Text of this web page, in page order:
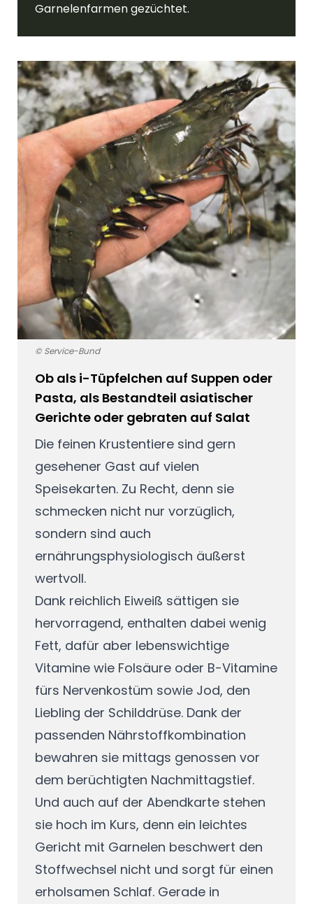
Garnelenfarmen gezüchtet.
Ob als i-Tüpfelchen auf Suppen oder
Pasta, als Bestandteil asiatischer
Gerichte oder gebraten auf Salat
Die feinen Krustentiere sind gern
gesehener Gast auf vielen
Speisekarten. Zu Recht, denn sie
schmecken nicht nur vorzüglich,
sondern sind auch
ernährungsphysiologisch äußerst
wertvoll.
Dank reichlich Eiweiß sättigen sie
hervorragend, enthalten dabei wenig
Fett, dafür aber lebenswichtige
Vitamine wie Folsäure oder B-Vitamine
fürs Nervenkostüm sowie Jod, den
Liebling der Schilddrüse. Dank der
passenden Nährstoffkombination
bewahren sie mittags genossen vor
dem berüchtigten Nachmittagstief.
Und auch auf der Abendkarte stehen
sie hoch im Kurs, denn ein leichtes
Gericht mit Garnelen beschwert den
Stoffwechsel nicht und sorgt für einen
erholsamen Schlaf. Gerade in
© Service-Bund